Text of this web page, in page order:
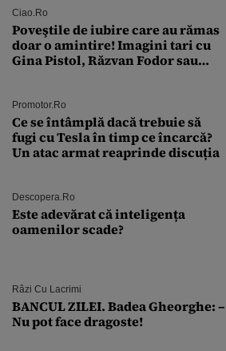
Ciao.ro
Poveştile de iubire care au rămas
doar o amintire! Imagini tari cu
Gina Pistol, Răzvan Fodor sau
Promotor.ro
Ce se întâmplă dacă trebuie să
fugi cu Tesla în timp ce încarcă?
Un atac armat reaprinde discuția
Descopera.ro
Este adevărat că inteligența
oamenilor scade?
Râzi Cu Lacrimi
BANCUL ZILEI. Badea Gheorghe: –
Nu pot face dragoste!